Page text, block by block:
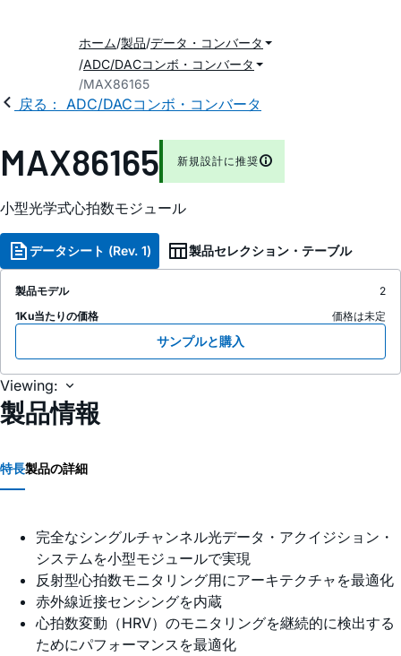
ホーム 製品 データ・コンバータ
ADC/DACコンボ・コンバータ
MAX86165
戻る： ADC/DACコンボ・コンバータ
MAX86165 新規設計に推奨
小型光学式心拍数モジュール
データシート (Rev. 1) 製品セレクション・テーブル
製品モデル
2
1Ku当たりの価格
価格は未定
サンプルと購入
Viewing:
製品情報
特長製品の詳細
完全なシングルチャンネル光データ・アクイジション・
システムを小型モジュールで実現
反射型心拍数モニタリング用にアーキテクチャを最適化
赤外線近接センシングを内蔵
心拍数変動（HRV）のモニタリングを継続的に検出する
ためにパフォーマンスを最適化